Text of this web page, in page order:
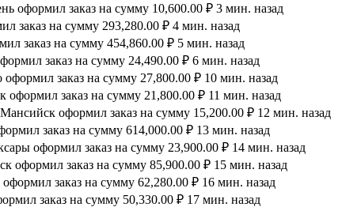
оформил заказ на сумму 10,600.00 ₽ 3 мин. назад
заказ на сумму 293,280.00 ₽ 4 мин. назад
заказ на сумму 454,860.00 ₽ 5 мин. назад
заказ на сумму 24,490.00 ₽ 6 мин. назад
заказ на сумму 27,800.00 ₽ 10 мин. назад
оформил заказ на сумму 21,800.00 ₽ 11 мин. назад
оформил заказ на сумму 15,200.00 ₽ 12 мин. назад
заказ на сумму 614,000.00 ₽ 13 мин. назад
оформил заказ на сумму 23,900.00 ₽ 14 мин. назад
оформил заказ на сумму 85,900.00 ₽ 15 мин. назад
заказ на сумму 62,280.00 ₽ 16 мин. назад
заказ на сумму 50,330.00 ₽ 17 мин. назад